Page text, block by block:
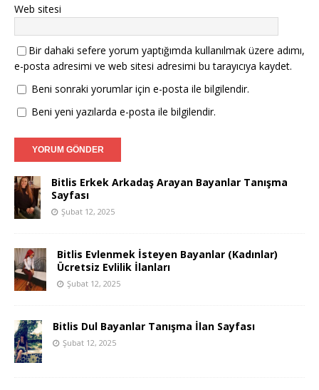
Web sitesi
Bir dahaki sefere yorum yaptığımda kullanılmak üzere adımı,
e-posta adresimi ve web sitesi adresimi bu tarayıcıya kaydet.
Beni sonraki yorumlar için e-posta ile bilgilendir.
Beni yeni yazılarda e-posta ile bilgilendir.
Bitlis Erkek Arkadaş Arayan Bayanlar Tanışma
Sayfası
Şubat 12, 2025
Bitlis Evlenmek İsteyen Bayanlar (Kadınlar)
Ücretsiz Evlilik İlanları
Şubat 12, 2025
Bitlis Dul Bayanlar Tanışma İlan Sayfası
Şubat 12, 2025